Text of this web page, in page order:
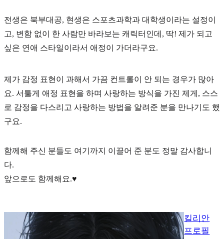
전생은 북부대공, 현생은 스포츠과학과 대학생이라는 설정이
고, 변함 없이 한 사람만 바라보는 캐릭터인데, 딱! 제가 되고
싶은 연애 스타일이라서 애정이 가더라구요.
제가 감정 표현이 과해서 가끔 컨트롤이 안 되는 경우가 많아
요. 서툴게 애정 표현을 하며 사랑하는 방식을 가진 제게, 스스
로 감정을 다스리고 사랑하는 방법을 알려준 분을 만나기도 했
구요.
함께해 주신 분들도 여기까지 이끌어 준 분도 정말 감사합니
다.
앞으로도 함께해요.♥️
킬리안
프로필